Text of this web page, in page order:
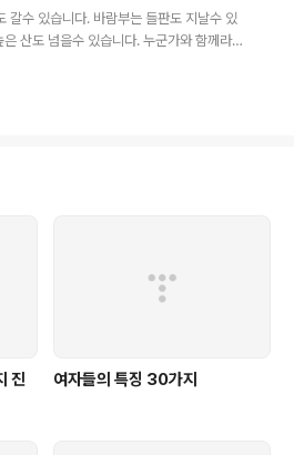
. 인생의 목표를 확고하게 세우고 일에 집중
을 것이다." 일하지 않는 사람은 불평이 많
갈수 있습니다. 바람부는 들판도 지날수 있
산도 넘을수 있습니다. 누군가와 함께라면
갈 길 끝까지 잘 갈수 있습니다. 이세상은
면서 눈을 감게 될 것입니다. 우리의 험난
다. 우리의 위험한 날들도 서로 손잡고 건
진
여자들의 특징 30가지